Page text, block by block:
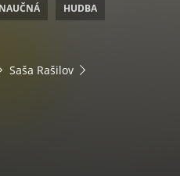
HUDBA
Saša Rašilov